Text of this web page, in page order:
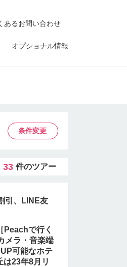
あるお問い合わせ
オプショナル情報
条件変更
33 件のツアー
引、LINE友
で行く
メラ・音楽端
可能なホテ
は23年8月リ